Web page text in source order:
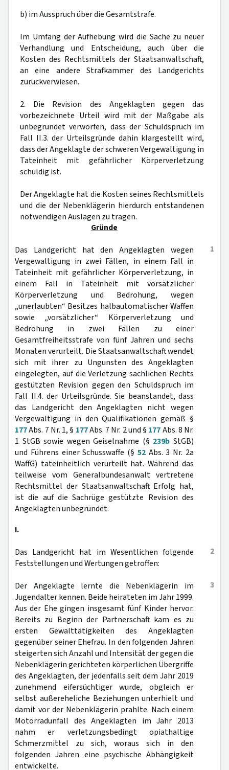
b) im Ausspruch über die Gesamtstrafe.
Im Umfang der Aufhebung wird die Sache zu neuer
Verhandlung und Entscheidung, auch über die
Kosten des Rechtsmittels der Staatsanwaltschaft,
an eine andere Strafkammer des Landgerichts
zurückverwiesen.
2. Die Revision des Angeklagten gegen das
vorbezeichnete Urteil wird mit der Maßgabe als
unbegründet verworfen, dass der Schuldspruch im
Fall II.3. der Urteilsgründe dahin klargestellt wird,
dass der Angeklagte der schweren Vergewaltigung in
Tateinheit mit gefährlicher Körperverletzung
schuldig ist.
Der Angeklagte hat die Kosten seines Rechtsmittels
und die der Nebenklägerin hierdurch entstandenen
notwendigen Auslagen zu tragen.
Gründe
1
Das Landgericht hat den Angeklagten wegen
Vergewaltigung in zwei Fällen, in einem Fall in
Tateinheit mit gefährlicher Körperverletzung, in
einem Fall in Tateinheit mit vorsätzlicher
Körperverletzung und Bedrohung, wegen
„unerlaubten“ Besitzes halbautomatischer Waffen
sowie „vorsätzlicher“ Körperverletzung und
Bedrohung in zwei Fällen zu einer
Gesamtfreiheitsstrafe von fünf Jahren und sechs
Monaten verurteilt. Die Staatsanwaltschaft wendet
sich mit ihrer zu Ungunsten des Angeklagten
eingelegten, auf die Verletzung sachlichen Rechts
gestützten Revision gegen den Schuldspruch im
Fall II.4. der Urteilsgründe. Sie beanstandet, dass
das Landgericht den Angeklagten nicht wegen
Vergewaltigung in den Qualifikationen gemäß §
177Abs. 7 Nr. 1, § 177Abs. 7 Nr. 2 und § 177Abs. 8 Nr.
1 StGB sowie wegen Geiselnahme (§ 239b StGB)
und Führens einer Schusswaffe (§ 52Abs. 3 Nr. 2a
WaffG) tateinheitlich verurteilt hat. Während das
teilweise vom Generalbundesanwalt vertretene
Rechtsmittel der Staatsanwaltschaft Erfolg hat,
ist die auf die Sachrüge gestützte Revision des
Angeklagten unbegründet.
I.
2
Das Landgericht hat im Wesentlichen folgende
Feststellungen und Wertungen getroffen:
3
Der Angeklagte lernte die Nebenklägerin im
Jugendalter kennen. Beide heirateten im Jahr 1999.
Aus der Ehe gingen insgesamt fünf Kinder hervor.
Bereits zu Beginn der Partnerschaft kam es zu
ersten Gewalttätigkeiten des Angeklagten
gegenüber seiner Ehefrau. In den folgenden Jahren
steigerten sich Anzahl und Intensität der gegen die
Nebenklägerin gerichteten körperlichen Übergriffe
des Angeklagten, der jedenfalls seit dem Jahr 2019
zunehmend eifersüchtiger wurde, obgleich er
selbst außereheliche Beziehungen unterhielt und
damit vor der Nebenklägerin prahlte. Nach einem
Motorradunfall des Angeklagten im Jahr 2013
nahm er verletzungsbedingt opiathaltige
Schmerzmittel zu sich, woraus sich in den
folgenden Jahren eine psychische Abhängigkeit
entwickelte.